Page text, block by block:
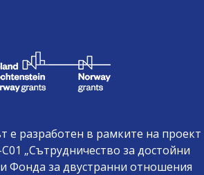
е разработен в рамките на проект
„Сътрудничество за достойни
Фонда за двустранни отношения